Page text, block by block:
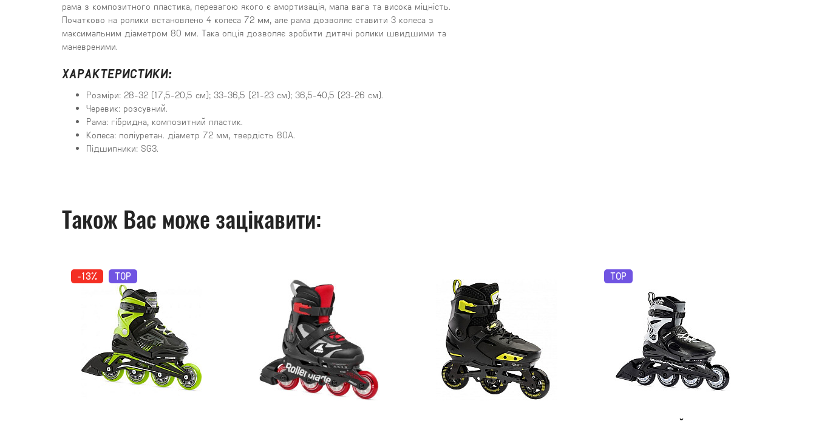
рама з композитного пластика, перевагою якого є амортизація, мала вага та висока міцність.
Початково на ролики встановлено 4 колеса 72 мм, але рама дозволяє ставити 3 колеса з
максимальним діаметром 80 мм. Така опція дозволяє зробити дитячі ролики швидшими та
маневреними.
ХАРАКТЕРИСТИКИ:
Розміри: 28-32 (17,5-20,5 см); 33-36,5 (21-23 см); 36,5-40,5 (23-26 см).
Черевик: розсувний.
Рама: гібридна, композитний пластик.
Колеса: поліуретан. діаметр 72 мм, твердість 80А.
Підшипники: SG3.
Також Вас може зацікавити:
-13% TOP TOP